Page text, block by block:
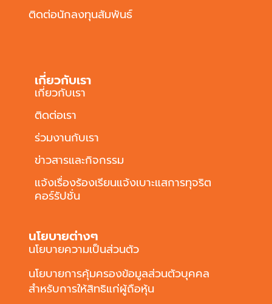
ติดต่อนักลงทุนสัมพันธ์
เกี่ยวกับเรา
เกี่ยวกับเรา
ติดต่อเรา
ร่วมงานกับเรา
ข่าวสารและกิจกรรม
แจ้งเรื่องร้องเรียนแจ้งเบาะแสการทุจริต
คอร์รัปชั่น
นโยบายต่างๆ
นโยบายความเป็นส่วนตัว
นโยบายการคุ้มครองข้อมูลส่วนตัวบุคคล
สำหรับการให้สิทธิแก่ผู้ถือหุ้น